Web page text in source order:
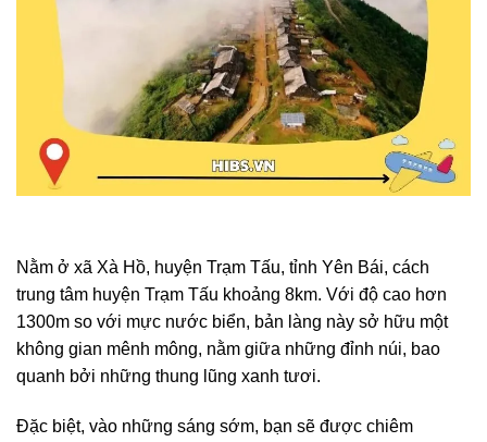
Nằm ở xã Xà Hồ, huyện Trạm Tấu, tỉnh Yên Bái, cách
trung tâm huyện Trạm Tấu khoảng 8km. Với độ cao hơn
1300m so với mực nước biển, bản làng này sở hữu một
không gian mênh mông, nằm giữa những đỉnh núi, bao
quanh bởi những thung lũng xanh tươi.
Đặc biệt, vào những sáng sớm, bạn sẽ được chiêm